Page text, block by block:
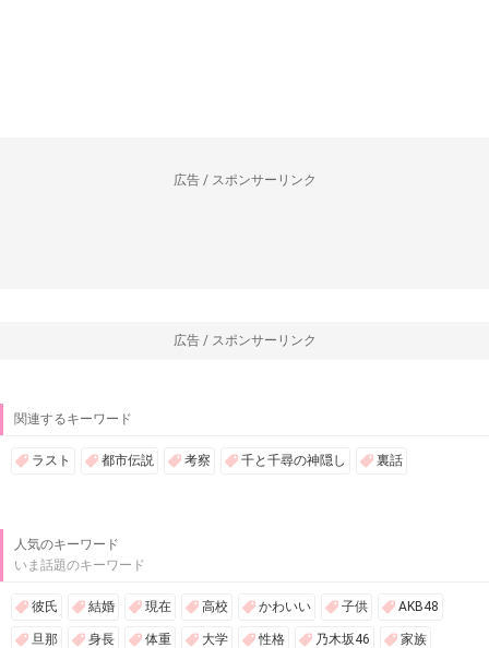
広告 / スポンサーリンク
広告 / スポンサーリンク
関連するキーワード
ラスト 都市伝説 考察 千と千尋の神隠し 裏話
人気のキーワード
いま話題のキーワード
彼氏 結婚 現在 高校 かわいい 子供 AKB48
旦那 身長 体重 大学 性格 乃木坂46 家族